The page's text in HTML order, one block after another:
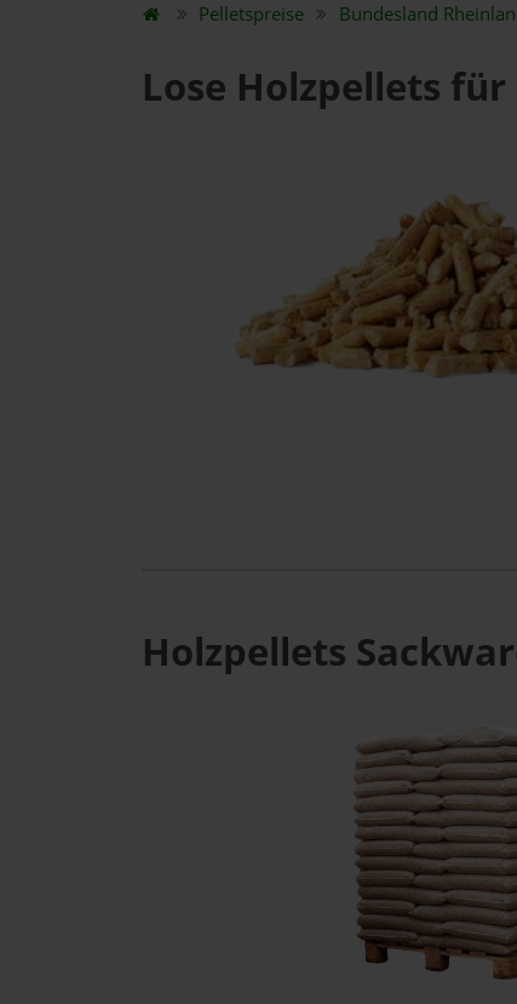
Pelletspreise Bundesland
Lose Holzpellets für
Holzpellets